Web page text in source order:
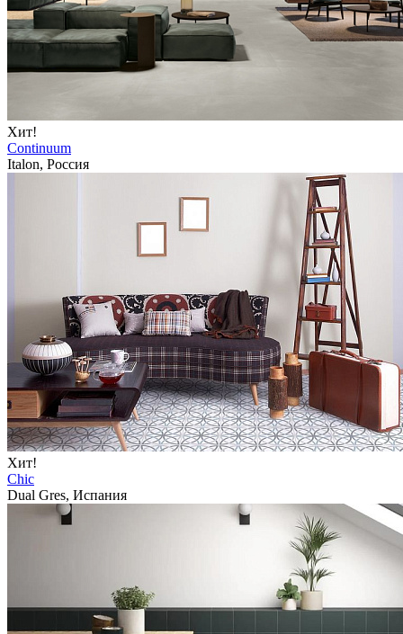
Хит!
Continuum
Italon, Россия
Хит!
Chic
Dual Gres, Испания